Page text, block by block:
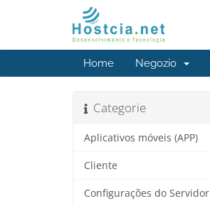
Home Negozio
Categorie
Aplicativos móveis (APP)
Cliente
Configurações do Servidor